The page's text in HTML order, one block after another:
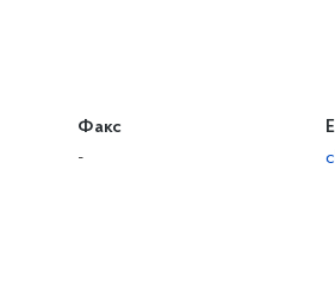
Факс
-